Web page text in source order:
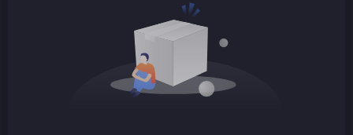
1080P